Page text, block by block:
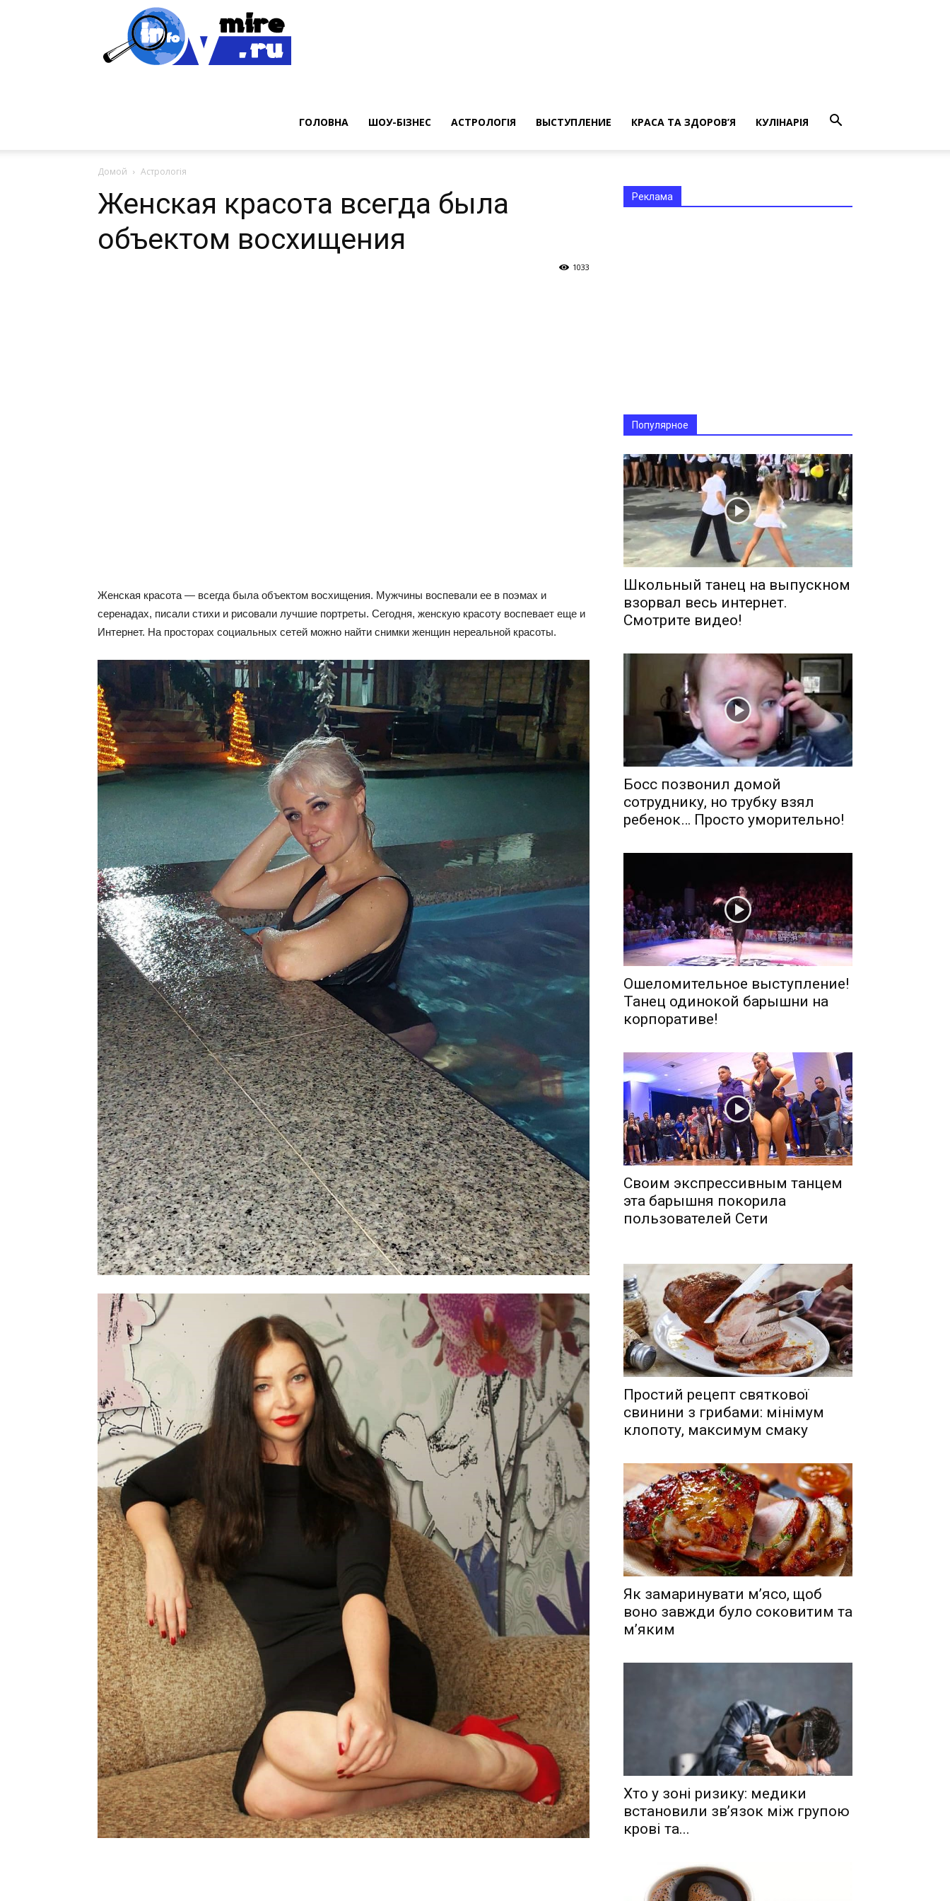
ГОЛОВНА ШОУ-БІЗНЕС АСТРОЛОГІЯ ВЫСТУПЛЕНИЕ КРАСА ТА ЗДОРОВ’Я КУЛІНАРІЯ
Домой Астрологія
Женская красота всегда была
объектом восхищения
1033
Женская красота — всегда была объектом восхищения. Мужчины воспевали ее в поэмах и
серенадах, писали стихи и рисовали лучшие портреты. Сегодня, женскую красоту воспевает еще и
Интернет. На просторах социальных сетей можно найти снимки женщин нереальной красоты.
Реклама
Популярное
Школьный танец на выпускном
взорвал весь интернет.
Смотрите видео!
Босс позвонил домой
сотруднику, но трубку взял
ребенок… Просто уморительно!
Ошеломительное выступление!
Танец одинокой барышни на
корпоративе!
Своим экспрессивным танцем
эта барышня покорила
пользователей Сети
Простий рецепт святкової
свинини з грибами: мінімум
клопоту, максимум смаку
Як замаринувати м’ясо, щоб
воно завжди було соковитим та
м’яким
Хто у зоні ризику: медики
встановили зв’язок між групою
крові та...